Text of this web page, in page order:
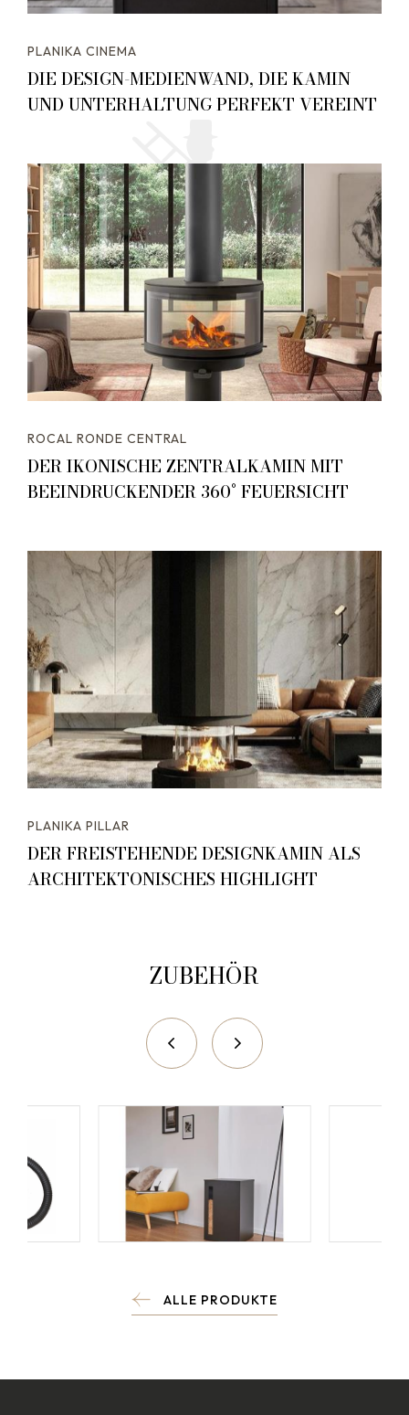
PLANIKA CINEMA
DIE DESIGN-MEDIENWAND, DIE KAMIN
UND UNTERHALTUNG PERFEKT VEREINT
ROCAL RONDE CENTRAL
DER IKONISCHE ZENTRALKAMIN MIT
BEEINDRUCKENDER 360° FEUERSICHT
PLANIKA PILLAR
DER FREISTEHENDE DESIGNKAMIN ALS
ARCHITEKTONISCHES HIGHLIGHT
ZUBEHÖR
ALLE PRODUKTE